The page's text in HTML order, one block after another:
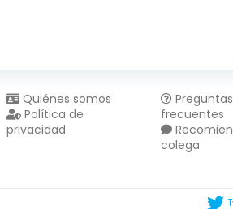
Quiénes somos
Política de
privacidad
frecuentes
colega